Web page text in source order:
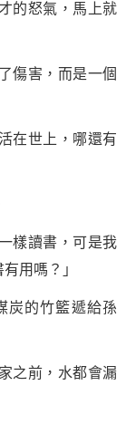
的怒氣，馬上就
害，而是一個
在世上，哪還有
樣讀書，可是我
用嗎？」
的竹籃遞給孫
之前，水都會漏